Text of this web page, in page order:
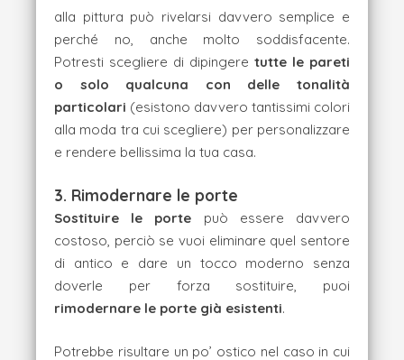
alla pittura può rivelarsi davvero semplice e
perché no, anche molto soddisfacente.
Potresti scegliere di dipingere tutte le pareti
o solo qualcuna con delle tonalità
particolari (esistono davvero tantissimi colori
alla moda tra cui scegliere) per personalizzare
e rendere bellissima la tua casa.
3. Rimodernare le porte
Sostituire le porte può essere davvero
costoso, perciò se vuoi eliminare quel sentore
di antico e dare un tocco moderno senza
doverle per forza sostituire, puoi
rimodernare le porte già esistenti.
Potrebbe risultare un po’ ostico nel caso in cui